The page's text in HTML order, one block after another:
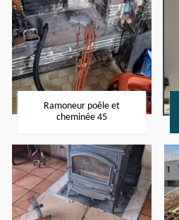
Ramoneur poêle et
cheminée 45